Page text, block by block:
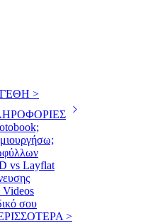
>
vs Layflat
Videos
σου
>